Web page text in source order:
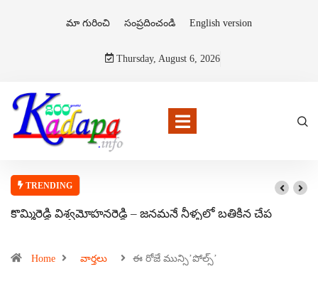
మా గురించి సంప్రదించండి English version
Thursday, August 6, 2026
TRENDING
కొమ్మిరెడ్డి విశ్వమోహనరెడ్డి – జనమనే నీళ్ళలో బతికిన చేప
Home వార్తలు ఈ రోజే మున్సి’పోల్స్’